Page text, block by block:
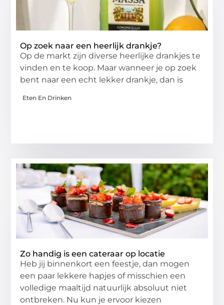
Op zoek naar een heerlijk drankje?
Op de markt zijn diverse heerlijke drankjes te
vinden en te koop. Maar wanneer je op zoek
bent naar een echt lekker drankje, dan is
Eten En Drinken
Zo handig is een cateraar op locatie
Heb jij binnenkort een feestje, dan mogen
een paar lekkere hapjes of misschien een
volledige maaltijd natuurlijk absoluut niet
ontbreken. Nu kun je ervoor kiezen